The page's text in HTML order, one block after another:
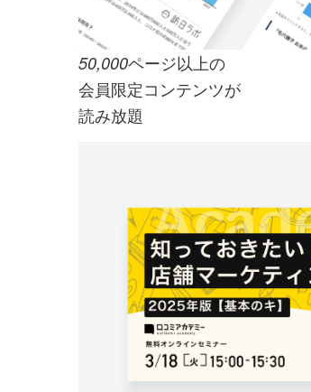
50,000ページ以上の
会員限定コンテンツが
読み放題